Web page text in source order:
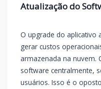
Atualização do
O upgrade do aplicativo
gerar custos
armazenada na nuvem.
software centralmente,
usuários. Isso é o